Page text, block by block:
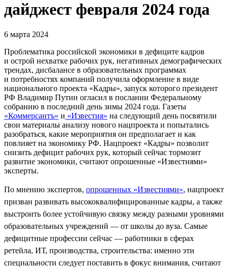
дайджест февраля 2024 года
6 марта 2024
Проблематика российской экономики в дефиците кадров
и острой нехватке рабочих рук, негативных демографических
трендах, дисбалансе в образовательных программах
и потребностях компаний получила оформление в виде
национального проекта «Кадры», запуск которого президент
РФ Владимир Путин огласил в послании Федеральному
собранию в последний день зимы 2024 года. Газеты
«Коммерсантъ» и «Известия» на следующий день посвятили
свои материалы анализу нового нацпроекта и попытались
разобраться, какие мероприятия он предполагает и как
повлияет на экономику РФ. Нацпроект «Кадры» позволит
снизить дефицит рабочих рук, который сейчас тормозит
развитие экономики, считают опрошенные «Известиями»
эксперты.
По мнению экспертов, опрошенных «Известиями», нацпроект
призван развивать высококвалифицированные кадры, а также
выстроить более устойчивую связку между разными уровнями
образовательных учреждений — от школы до вуза. Самые
дефицитные профессии сейчас — работники в сферах
ретейла, ИТ, производства, строительства: именно эти
специальности следует поставить в фокус внимания, считают